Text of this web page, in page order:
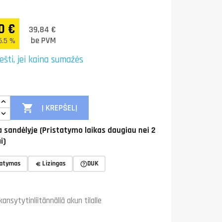
€
%
39,84 €
be PVM
jei kaina sumažės
 Į KREPŠELĮ
sandėlyje (Pristatymo laikas daugiau nei 2
Lizingas DUK
akun tilalle